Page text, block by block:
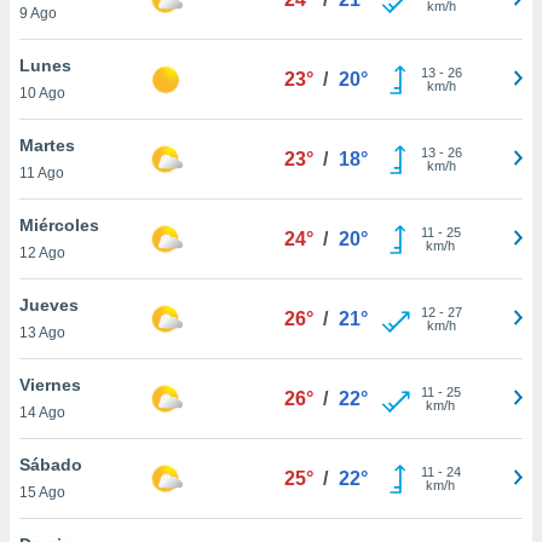
más
nuestra
y
disponible
cookies
aceptar
9 Ago
km/h
Lunes
10 Ago
23° / 20° 13- 26
km/h
Martes
11 Ago
23° / 18° 13- 26
km/h
Miércoles
12 Ago
24° / 20° 11 - 25
km/h
Jueves
13 Ago
26° / 21° 12- 27
km/h
Viernes
14 Ago
26° / 22° 11 - 25
km/h
Sábado
15 Ago
25° / 22° 11 - 24
km/h